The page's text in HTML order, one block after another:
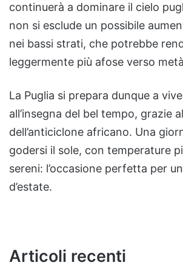
continuerà a dominare il cielo
non si esclude un possibile
nei bassi strati, che potrebbe
leggermente più afose verso
La Puglia si prepara dunque a
all’insegna del bel tempo, grazie
dell’anticiclone africano. Una
godersi il sole, con temperature
sereni: l’occasione perfetta per
d’estate.
Articoli recenti